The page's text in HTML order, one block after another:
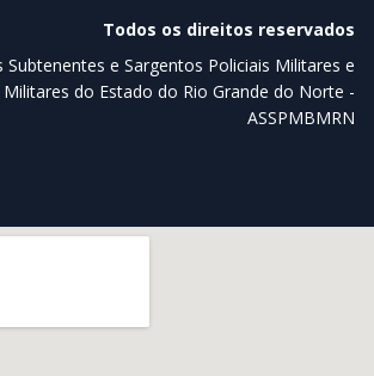
Todos os direitos reservados
Subtenentes e Sargentos Policiais Militares e
do Estado do Rio Grande do Norte -
ASSPMBMRN